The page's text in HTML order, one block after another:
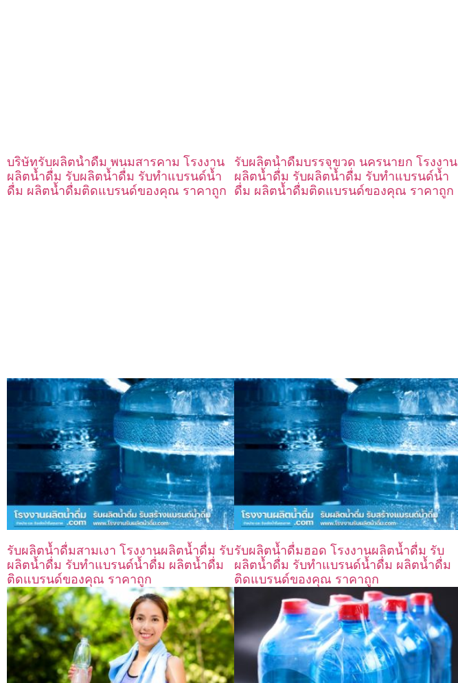
บริษัทรับผลิตน้ำดื่ม พนมสารคาม โรงงาน
ผลิตน้ำดื่ม รับผลิตน้ำดื่ม รับทำแบรนด์น้ำ
ดื่ม ผลิตน้ำดื่มติดแบรนด์ของคุณ ราคาถูก
รับผลิตน้ำดื่มบรรจุขวด นครนายก โรงงาน
ผลิตน้ำดื่ม รับผลิตน้ำดื่ม รับทำแบรนด์น้ำ
ดื่ม ผลิตน้ำดื่มติดแบรนด์ของคุณ ราคาถูก
รับผลิตน้ำดื่มสามเงา โรงงานผลิตน้ำดื่ม รับ
ผลิตน้ำดื่ม รับทำแบรนด์น้ำดื่ม ผลิตน้ำดื่ม
ติดแบรนด์ของคุณ ราคาถูก
รับผลิตน้ำดื่มฮอด โรงงานผลิตน้ำดื่ม รับ
ผลิตน้ำดื่ม รับทำแบรนด์น้ำดื่ม ผลิตน้ำดื่ม
ติดแบรนด์ของคุณ ราคาถูก